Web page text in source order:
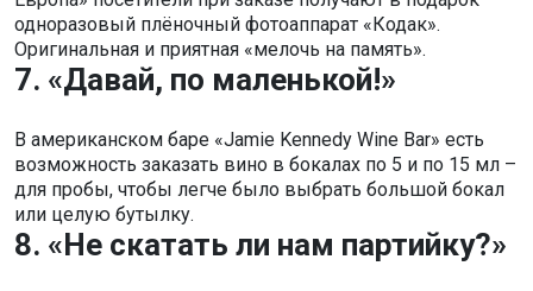
одноразовый плёночный фотоаппарат «Кодак».
Оригинальная и приятная «мелочь на память».
7. «Давай, по маленькой!»
В американском баре «Jamie Kennedy Wine Bar» есть
возможность заказать вино в бокалах по 5 и по 15 мл –
для пробы, чтобы легче было выбрать большой бокал
или целую бутылку.
8. «Не скатать ли нам партийку?»